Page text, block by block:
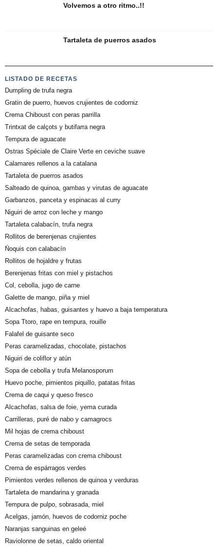
Volvemos a otro ritmo..!!
Tartaleta de puerros asados
LISTADO DE RECETAS
Dumpling de trufa negra
Gratin de puerro, huevos crujientes de codorniz
Crema Chiboust con peras parrilla
Trintxat de calçots y butifarra negra
Tempura de aguacate
Ostras Spéciale de Claire Verte en ceviche suave
Calamares rellenos a la catalana
Tartaleta de puerros asados
Salteado de quinoa, gambas y virutas de aguacate
Garbanzos, panceta y espinacas al curry
Niguiri de arroz con leche y mango
Tartaleta calabacín, trufa negra
Rollitos de berenjenas crujientes
Ñoquis con calabacín
Rollitos de hojaldre y frutas
Berenjenas fritas con miel y pistachos
Col, cebolla, jugo de carne
Galette de mango, piña y miel
Alcachofas, habas, guisantes y huevo a baja temperatura
Sopa Ttoro, rape en tempura, rouille
Falafel de guisante seco
Peras caramelizadas, chocolate, pistachos
Niguiri de coliflor y atún
Sopa de cebolla y trufa Melanosporum
Huevo poche, pimientos piquillo, patatas fritas
Crema de caqui y queso fresco
Alcachofas, salsa de foie, yema curada
Carrilleras, puré de nabo y camagrocs
Mil hojas de crema chiboust
Crema de setas de temporada
Peras caramelizadas con crema chiboust
Crema de espárragos verdes
Pimientos verdes rellenos de quinoa y verduras
Tartaleta de mandarina y granada
Tempura de pulpo, sobrasada, miel
Acelgas, jamón, huevos de codorniz poche
Naranjas sanguinas en geleé
Raviolonne de setas, caldo oriental